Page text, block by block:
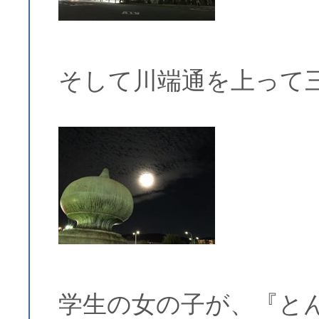
そして川端通を上って
学生の女の子が、『と